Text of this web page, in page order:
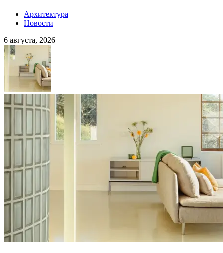
Архитектура
Новости
6 августа, 2026